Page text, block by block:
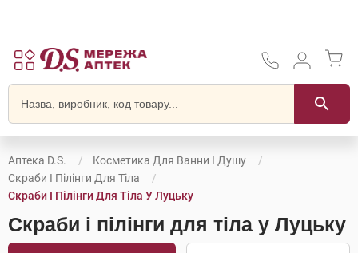
Аптека D.S.
Косметика Для Ванни І Душу
Скраби І Пілінги Для Тіла
Скраби І Пілінги Для Тіла У Луцьку
Скраби і пілінги для тіла у Луцьку